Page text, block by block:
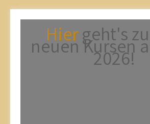
Hiergeht's
neuen Kursen
2026!